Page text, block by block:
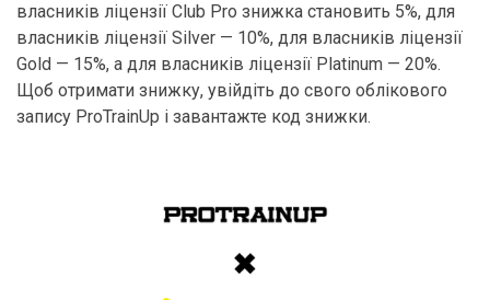
власників ліцензії Club Pro знижка становить 5%, для
власників ліцензії Silver — 10%, для власників ліцензії
Gold — 15%, а для власників ліцензії Platinum — 20%.
Щоб отримати знижку, увійдіть до свого облікового
запису ProTrainUp і завантажте код знижки.